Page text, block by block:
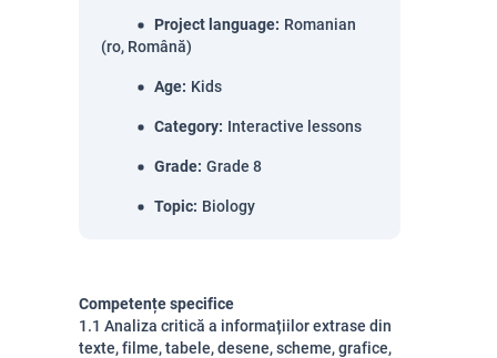
Project language: Romanian
(ro, Română)
Age: Kids
Category: Interactive lessons
Grade: Grade 8
Topic: Biology
Competențe specifice
1.1 Analiza critică a informațiilor extrase din
texte, filme, tabele, desene, scheme, grafice,